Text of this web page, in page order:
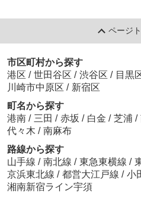
ページ
市区町村から探す
港区 / 世田谷区 / 渋谷区 / 目黒
川崎市中原区 / 新宿区
町名から探す
港南 / 三田 / 赤坂 / 白金 / 芝浦 /
代々木 / 南麻布
路線から探す
山手線 / 南北線 / 東急東横線 /
京浜東北線 / 都営大江戸線 / 小
湘南新宿ライン宇須